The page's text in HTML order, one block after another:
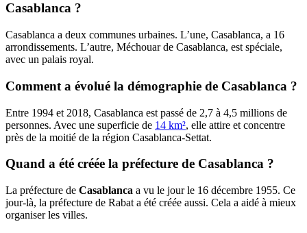
Casablanca ?
Casablanca a deux communes urbaines. L’une, Casablanca, a 16
arrondissements. L’autre, Méchouar de Casablanca, est spéciale,
avec un palais royal.
Comment a évolué la démographie de Casablanca ?
Entre 1994 et 2018, Casablanca est passé de 2,7 à 4,5 millions de
personnes. Avec une superficie de 14 km², elle attire et concentre
près de la moitié de la région Casablanca-Settat.
Quand a été créée la préfecture de Casablanca ?
La préfecture de Casablanca a vu le jour le 16 décembre 1955. Ce
jour-là, la préfecture de Rabat a été créée aussi. Cela a aidé à mieux
organiser les villes.